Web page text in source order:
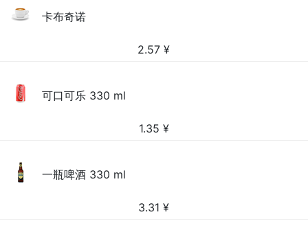
卡布奇诺
2.57 ¥
可口可乐 330 ml
1.35 ¥
一瓶啤酒 330 ml
3.31 ¥